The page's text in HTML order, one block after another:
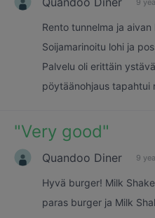
Rento tunnelma ja
Soijamarinoitu lohi ja
Palvelu oli erittäin
pöytäänohjaus tapahtui
"Very good"
Quandoo Diner 9
Hyvä burger! Milk
paras burger ja Milk